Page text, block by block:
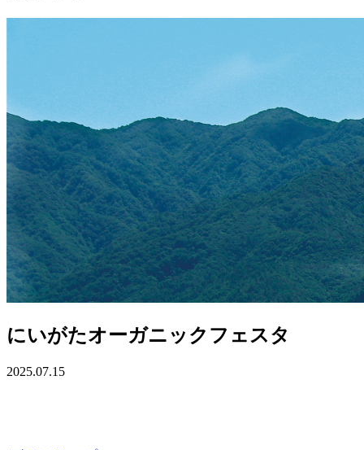
にいがたオーガニックフェスタ
2025.07.15